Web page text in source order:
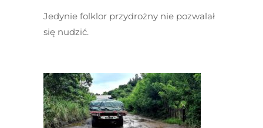
Jedynie folklor przydrożny nie pozwalał
się nudzić.